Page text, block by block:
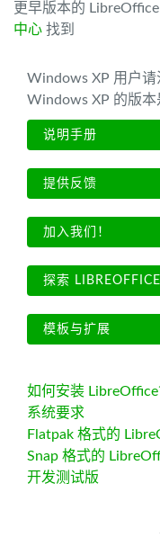
更早版本的
中心 找到
Windows XP 用户
Windows XP 的版本
说明手册
提供反馈
加入我们！
探索 LIBREOFFICE
模板与扩展
如何安装
系统要求
Flatpak 格式的
Snap 格式的
开发测试版